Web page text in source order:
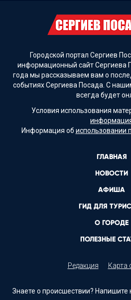
Городской портал Сергиев
информационный сайт Сергиева
года мы рассказываем вам о
событиях Сергиева Посада. С
всегда будет
Условия использования
Информация об использовании
ГЛАВНАЯ
НОВОСТИ
АФИША
ГИД ДЛЯ
О ГОРОДЕ
ПОЛЕЗНЫЕ
Редакция Карта
Знаете о происшествии? Напишите